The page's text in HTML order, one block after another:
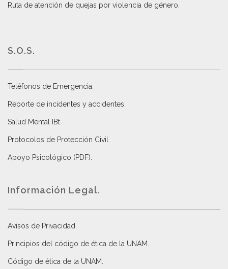
Ruta de atención de quejas por violencia de género
S.O.S.
Teléfonos de Emergencia.
Reporte de incidentes y accidentes
Salud Mental IBt
Protocolos de Protección Civil
Apoyo Psicológico (PDF)
Información Legal.
Avisos de Privacidad
Principios del código de ética de la UNAM
Código de ética de la UNAM